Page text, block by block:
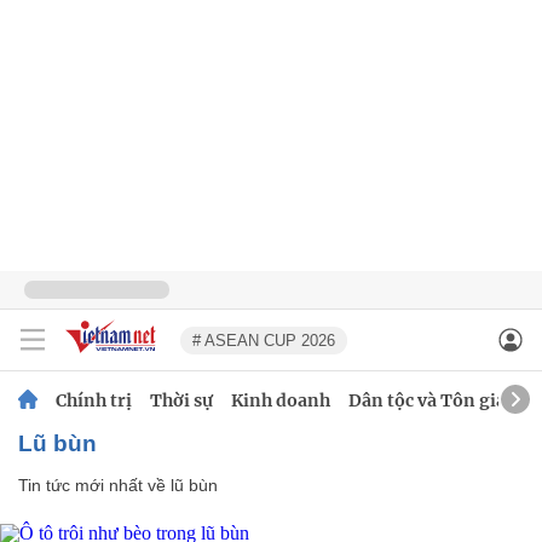
# ASEAN CUP 2026
Chính trị Thời sự Kinh doanh Dân tộc và Tôn giáo
lũ bùn
Tin tức mới nhất về lũ bùn